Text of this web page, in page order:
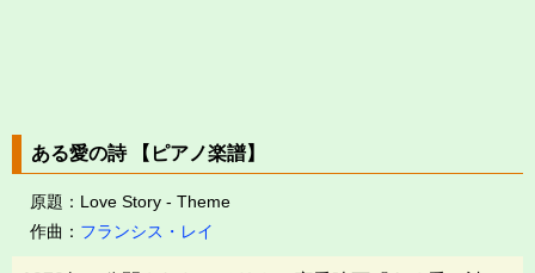
ある愛の詩 【ピアノ楽譜】
原題：Love Story - Theme
作曲： フランシス・レイ